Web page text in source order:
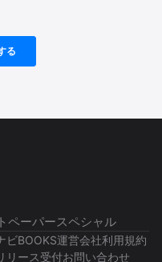
ペーパースペシャル
ビBOOKS運営会社利用規約
リース受付お問い合わせ